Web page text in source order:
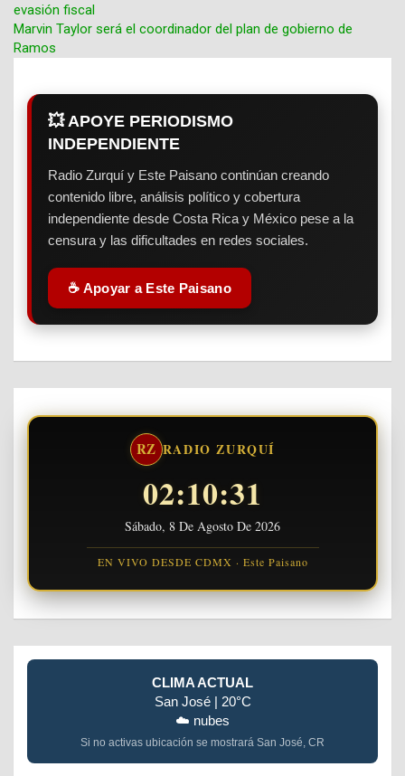
Navegación
de
entradas
evasión fiscal
Marvin Taylor será el coordinador del plan de gobierno de
Ramos
💥 APOYE PERIODISMO
INDEPENDIENTE
Radio Zurquí y Este Paisano continúan creando
contenido libre, análisis político y cobertura
independiente desde Costa Rica y México pese a la
censura y las dificultades en redes sociales.
☕ Apoyar a Este Paisano
RZ RADIO ZURQUÍ
02:10:32
Sábado, 8 De Agosto De 2026
EN VIVO DESDE CDMX · Este Paisano
CLIMA ACTUAL
San José | 20°C
☁️ nubes
Si no activas ubicación se mostrará San José, CR